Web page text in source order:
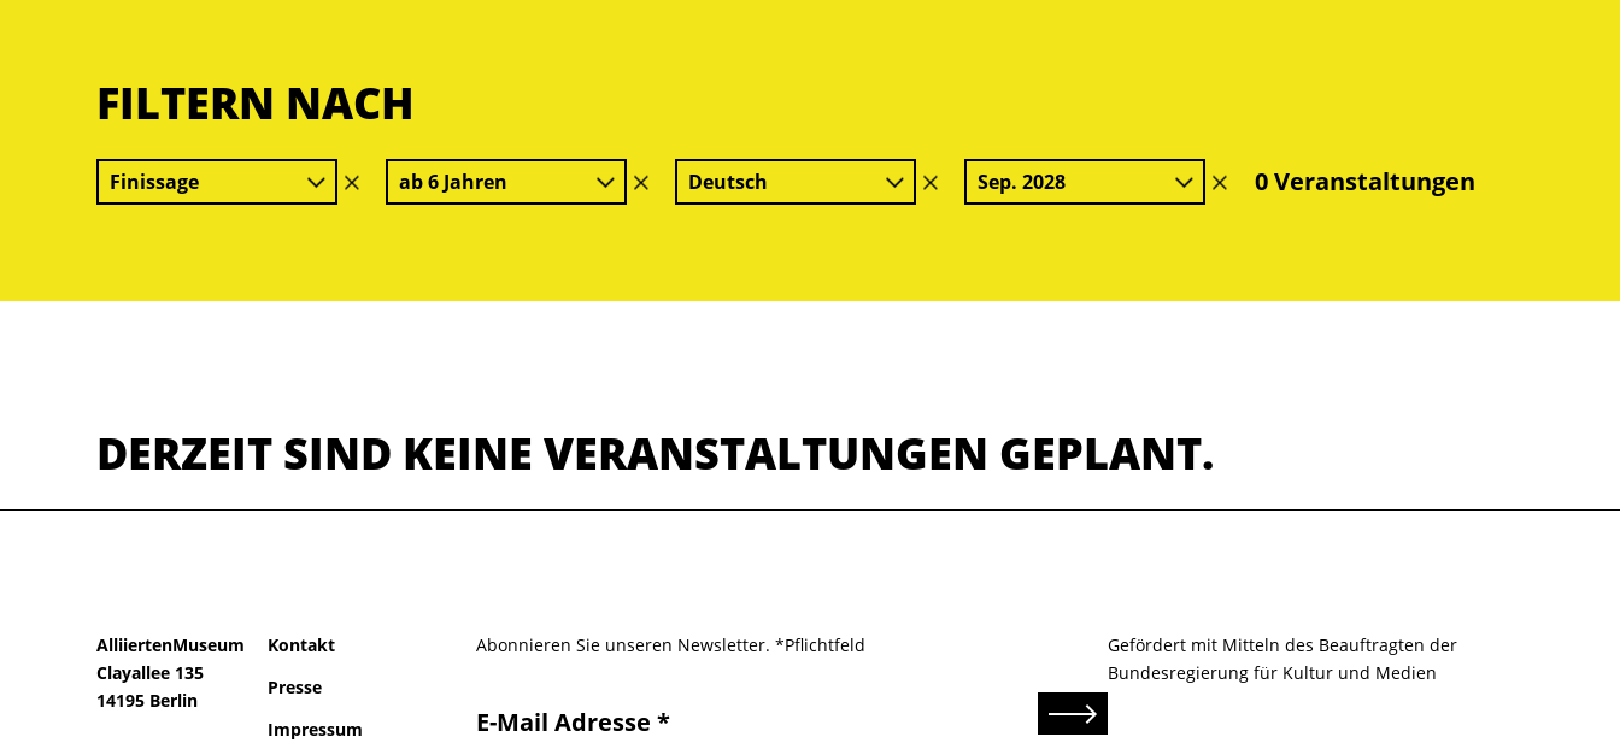
FILTERN NACH
Finissage
Filter
löschen
ab 6 Jahren
Filter
löschen
Deutsch
Filter
löschen
Sep. 2028
Filter0 Veranstaltungen
DERZEIT SIND KEINE VERANSTALTUNGEN GEPLANT.
AlliiertenMuseum
Clayallee 135
14195 Berlin
Kontakt
Presse
Impressum
Abonnieren Sie unseren Newsletter. *Pflichtfeld
E-Mail Adresse Senden
Gefördert mit Mitteln des Beauftragten der
Bundesregierung für Kultur und Medien